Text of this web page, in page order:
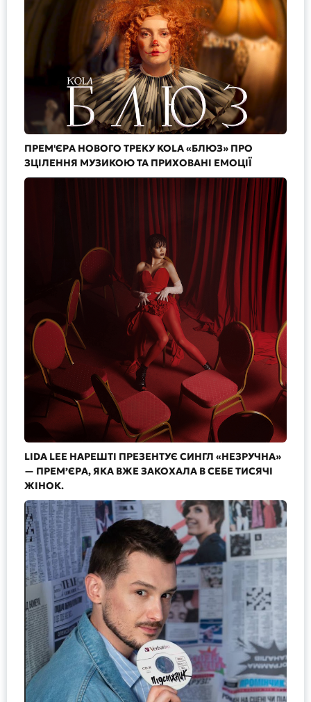
ПРЕМ'ЄРА НОВОГО ТРЕКУ KOLA «БЛЮЗ» ПРО
ЗЦІЛЕННЯ МУЗИКОЮ ТА ПРИХОВАНІ ЕМОЦІЇ
LIDA LEE НАРЕШТІ ПРЕЗЕНТУЄ СИНГЛ «НЕЗРУЧНА»
— ПРЕМ’ЄРА, ЯКА ВЖЕ ЗАКОХАЛА В СЕБЕ ТИСЯЧІ
ЖІНОК.